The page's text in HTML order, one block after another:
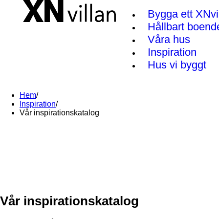
Bygga ett
Hållbart
Våra hus
Inspiration
Hus vi byggt
Hem/
Inspiration/
Vår inspirationskatalog
Vår inspirationskatalog